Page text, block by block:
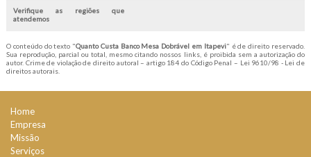
Verifique as regiões que
atendemos
O conteúdo do texto "Quanto Custa Banco Mesa Dobrável em Itapevi" é de direito reservado.
Sua reprodução, parcial ou total, mesmo citando nossos links, é proibida sem a autorização do
autor. Crime de violação de direito autoral – artigo 184 do Código Penal – Lei 9610/98 - Lei de
direitos autorais.
Home
Empresa
Missão
Serviços